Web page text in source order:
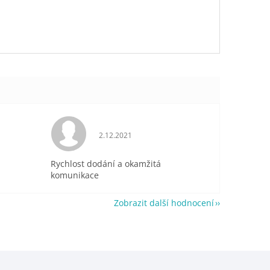
je 5 z 5 hvězdiček. Hodnocení obchodu je 5 z 5 hvězdiček.
2.12.2021
Rychlost dodání a okamžitá
komunikace
Zobrazit další hodnocení